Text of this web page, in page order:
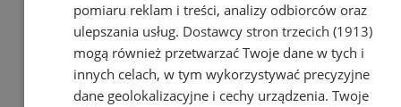
pomiaru reklam i treści, analizy odbiorców oraz
ulepszania usług. Dostawcy stron trzecich (1913)
mogą również przetwarzać Twoje dane w tych i
innych celach, w tym wykorzystywać precyzyjne
dane geolokalizacyjne i cechy urządzenia. Twoje